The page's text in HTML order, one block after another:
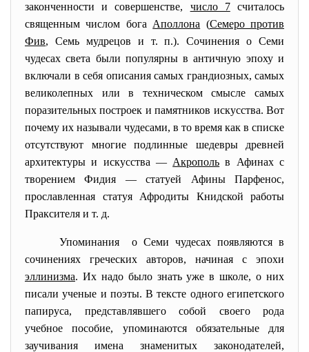
законченности и совершенстве, число 7считалось
священным числом бога Аполлона (Семеро против
Фив, Семь мудрецов и т. п.). Сочинения о Семи
чудесах света были популярны в античную эпоху и
включали в себя описания самых грандиозных, самых
великолепных или в техническом смысле самых
поразительных построек и памятников искусства. Вот
почему их называли чудесами, в то время как в списке
отсутствуют многие подлинные шедевры древней
архитектуры и искусства — Акрополь в Афинах с
творением Фидия — статуей Афины Парфенос,
прославленная статуя Афродиты Книдской работы
Праксителя и т. д.
Упоминания о Семи чудесах появляются в
сочинениях греческих авторов, начиная с эпохи
эллинизма. Их надо было знать уже в школе, о них
писали ученые и поэты. В тексте одного египетского
папируса, представлявшего собой своего рода
учебное пособие, упоминаются обязательные для
заучивания имена знаменитых законодателей,